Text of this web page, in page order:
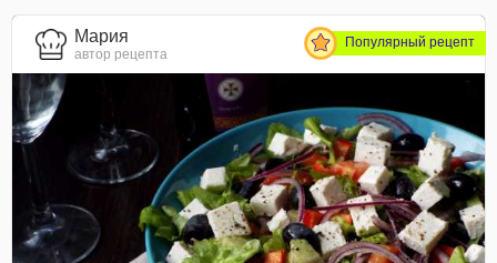
Мария
автор рецепта
Популярный рецепт